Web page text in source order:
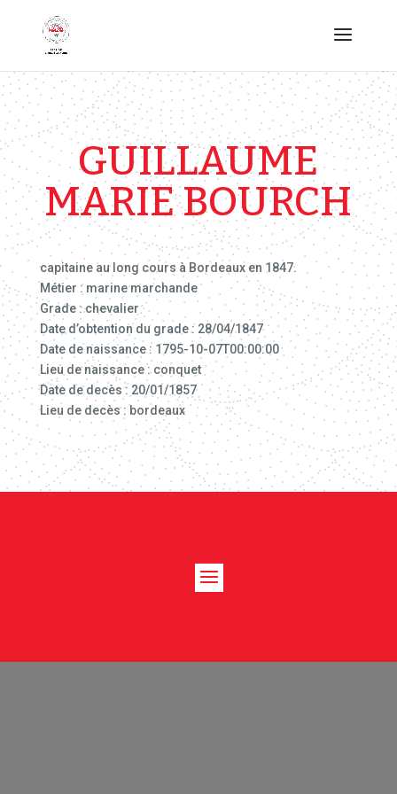
GUILLAUME
MARIE BOURCH
capitaine au long cours à Bordeaux en 1847.
Métier : marine marchande
Grade : chevalier
Date d’obtention du grade : 28/04/1847
Date de naissance : 1795-10-07T00:00:00
Lieu de naissance : conquet
Date de decès : 20/01/1857
Lieu de decès : bordeaux